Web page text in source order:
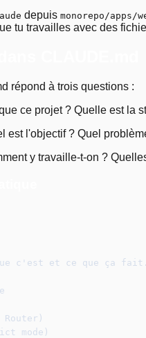
depuis monorepo/apps/
tu travailles avec des
répond à trois questions :
ce projet ? Quelle est la
est l'objectif ? Quel
y travaille-t-on ?
c'est et ce que ça fait.
mode)